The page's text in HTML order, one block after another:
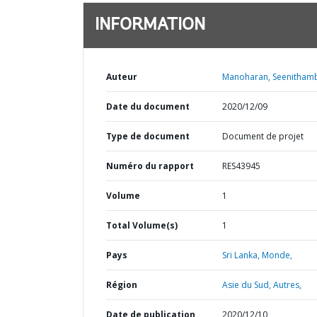
INFORMATION
Auteur Manoharan,
Date du document 2020/12/09
Type de document Document de projet
Numéro du rapport RES43945
Volume 1
Total Volume(s) 1
Pays Sri Lanka,Monde,
Région Asie du Sud,Autres,
Date de publication 2020/12/10